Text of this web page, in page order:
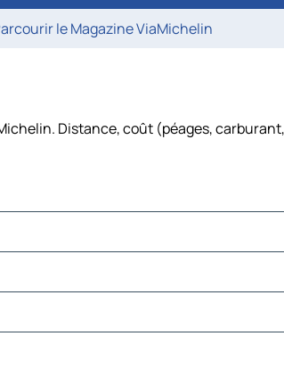
le Magazine ViaMichelin
Distance, coût (péages,